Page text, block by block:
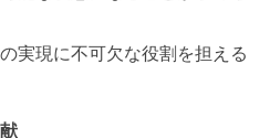
実現に不可欠な役割を担える